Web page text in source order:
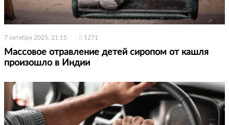
7 октября 2025, 21:15 1271
Массовое отравление детей сиропом от кашля
произошло в Индии